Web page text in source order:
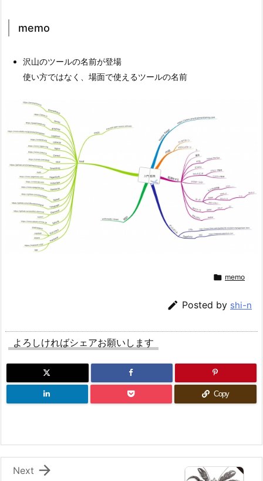
memo
沢山のツールの名前が登場
使い方ではなく、場面で使えるツールの名前
 memo
 Posted by shi-n
よろしければシェアお願いします
Copy

Next